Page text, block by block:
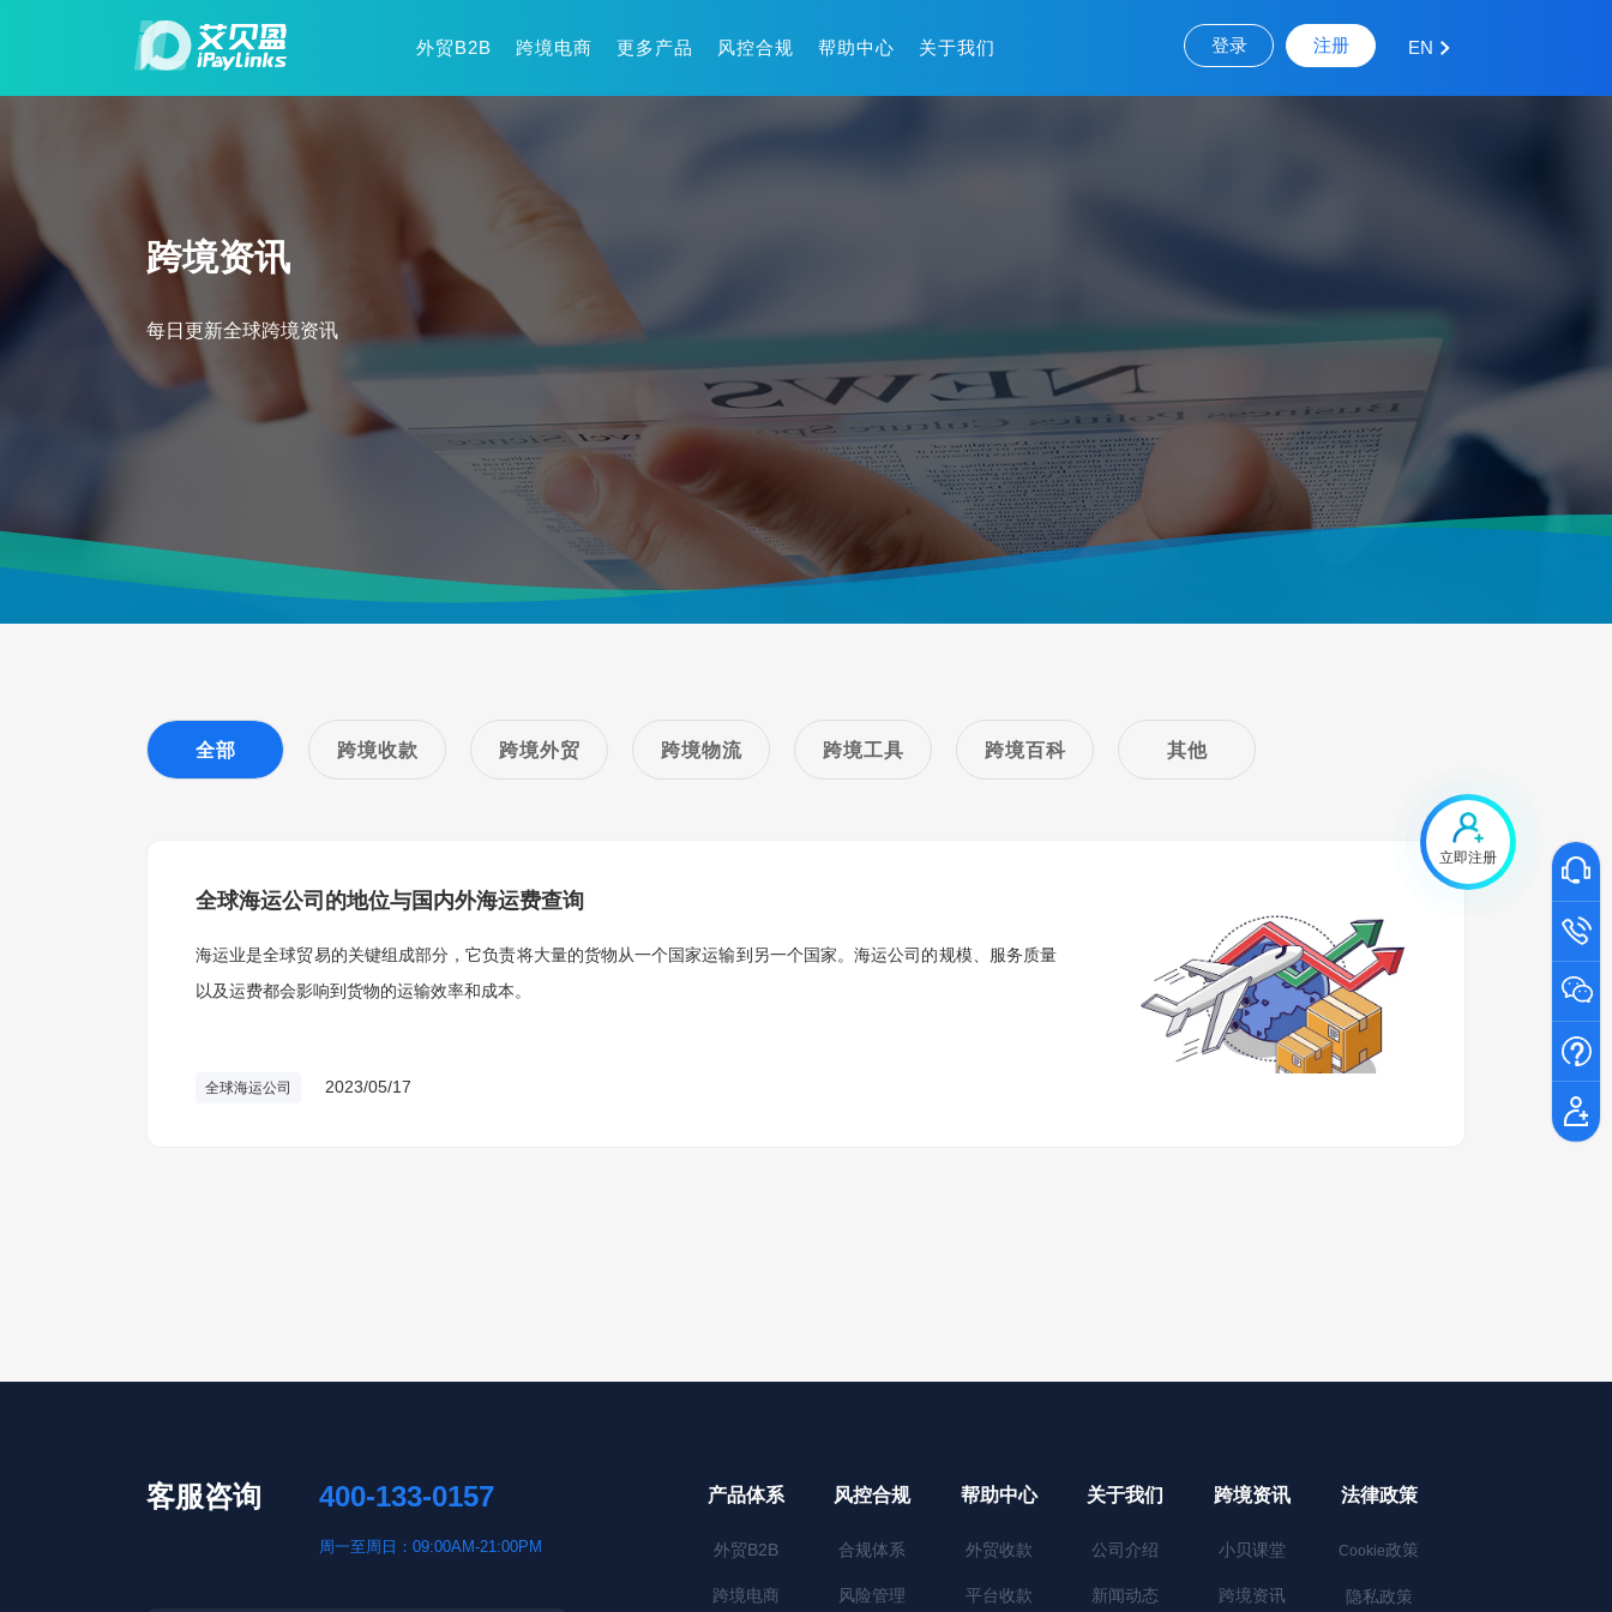
外贸B2B 跨境电商 更多产品 风控合规 帮助中心 关于我们 登录 注册 EN
立即注册
跨境资讯
每日更新全球跨境资讯
全部 跨境收款 跨境外贸 跨境物流 跨境工具 跨境百科 其他
全球海运公司的地位与国内外海运费查询
海运业是全球贸易的关键组成部分，它负责将大量的货物从一个国家运输到另一个国家。海运公司的规模、服务质量
以及运费都会影响到货物的运输效率和成本。
全球海运公司 2023/05/17
客服咨询 400-133-0157
周一至周日：09:00AM-21:00PM
产品体系
外贸B2B
跨境电商
风控合规
合规体系
风险管理
帮助中心
外贸收款
平台收款
关于我们
公司介绍
新闻动态
跨境资讯
小贝课堂
跨境资讯
法律政策
Cookie政策
隐私政策